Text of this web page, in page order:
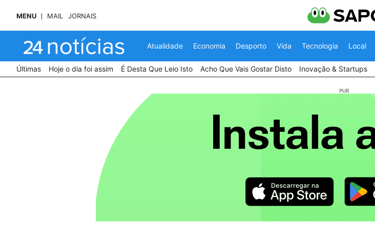
MENU MAIL JORNAIS
Atualidade Economia Desporto Vida Tecnologia Local
Últimas Hoje o dia foi assim É Desta Que Leio Isto Acho Que Vais Gostar Disto Inovação & Startups